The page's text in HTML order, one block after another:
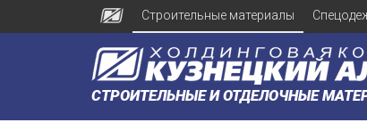
Строительные материалы
СТРОИТЕЛЬНЫЕ И ОТДЕЛОЧНЫЕ